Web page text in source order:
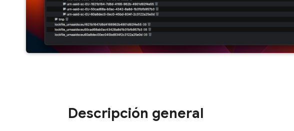
Descripción general